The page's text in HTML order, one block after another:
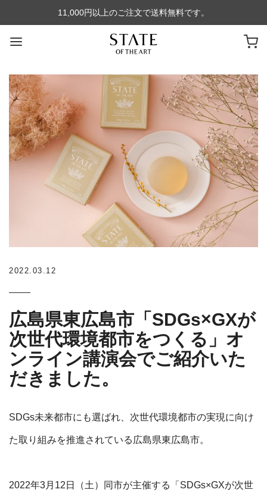
11,000円以上のご注文で送料無料です。
2022.03.12
広島県東広島市「SDGs×GXが
次世代環境都市をつくる」オ
ンライン講演会でご紹介いた
だきました。
SDGs未来都市にも選ばれ、 次世代環境都市の実現に向け
た取り組みを推進されている広島県東広島市。
2022年3月12日（土）同市が主催する「SDGs×GXが次世